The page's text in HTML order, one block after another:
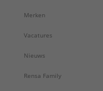
Merken
Vacatures
Nieuws
Rensa Family